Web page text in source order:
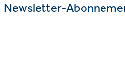
Newsletter-